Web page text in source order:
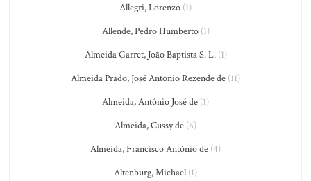
Allegri, Lorenzo (1)
Allende, Pedro Humberto(1)
Almeida Garret, João Baptista S. L.(1)
Almeida Prado, José Antônio Rezende de (11)
Almeida, Antônio José de (1)
Almeida, Cussy de (6)
Almeida, Francisco António de (4)
Altenburg, Michael (1)